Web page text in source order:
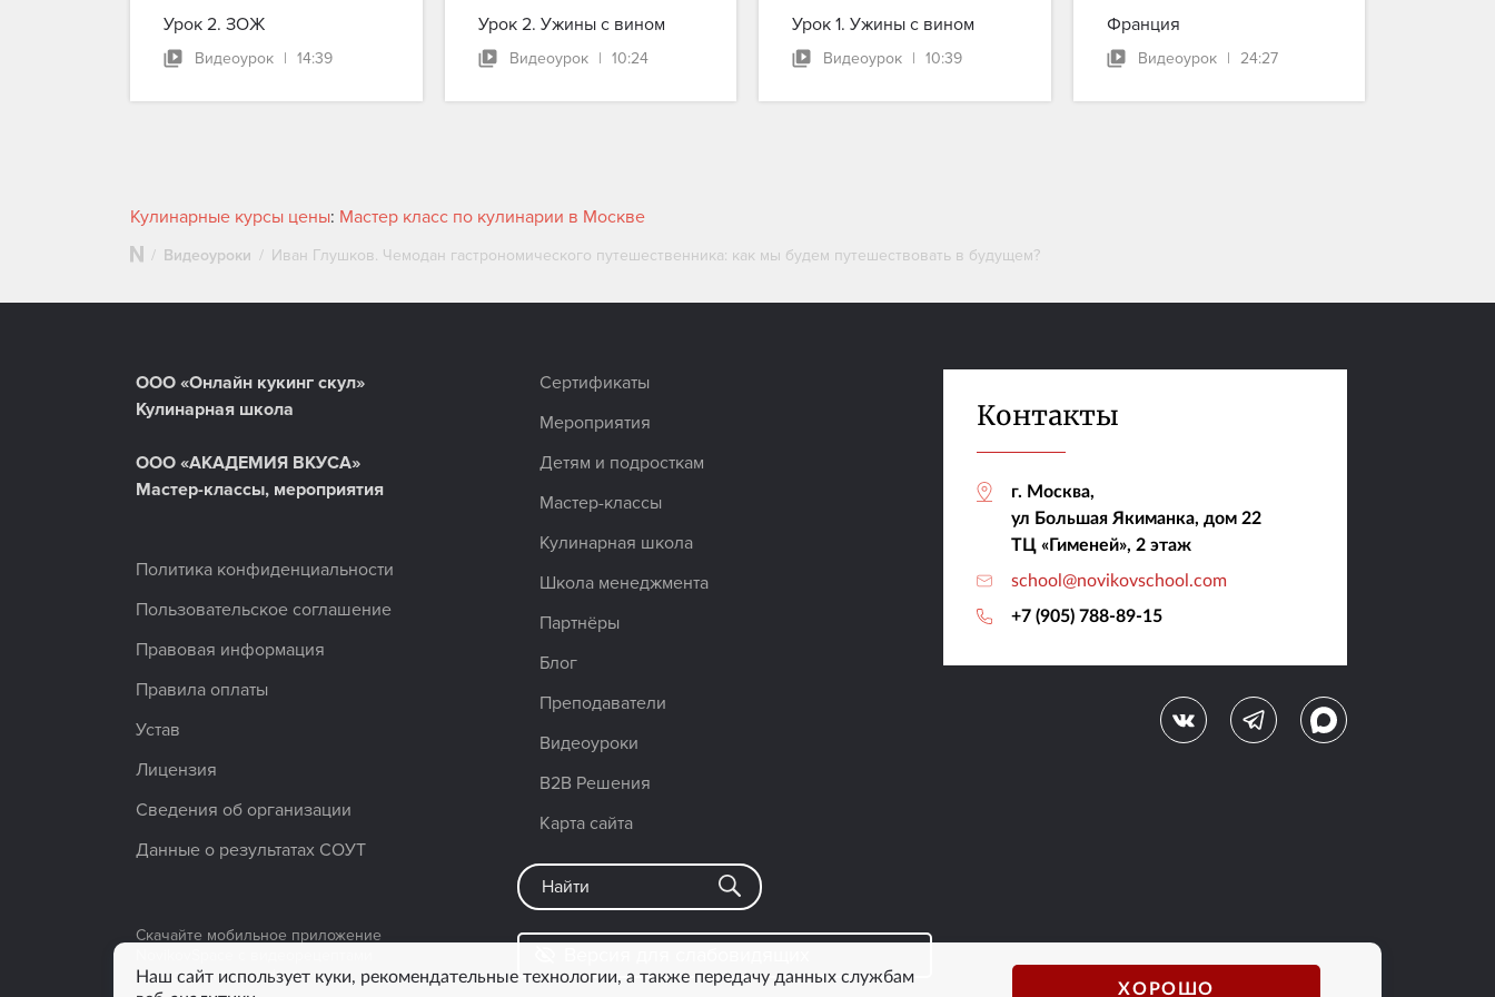
Урок 2. ЗОЖ
Видеоурок | 14:39
Урок 2. Ужины с вином
Видеоурок | 10:24
Урок 1. Ужины с вином
Видеоурок | 10:39
Франция
Видеоурок | 24:27
Кулинарные курсы цены: Мастер класс по кулинарии в Москве
Видеоуроки Иван Глушков. Чемодан гастрономического путешественника: как мы будем путешествовать в будущем?
ООО «Онлайн кукинг скул»
Кулинарная школа
ООО «АКАДЕМИЯ ВКУСА»
Мастер-классы, мероприятия
Политика конфиденциальности
Пользовательское соглашение
Правовая информация
Правила оплаты
Устав
Лицензия
Сведения об организации
Данные о результатах СОУТ
Скачайте мобильное приложение
от знаменитых шефов
Сертификаты
Мероприятия
Детям и подросткам
Мастер-классы
Кулинарная школа
Школа менеджмента
Партнёры
Блог
Преподаватели
Видеоуроки
B2B Решения
Карта сайта
Контакты
г. Москва,
ул Большая Якиманка, дом 22
ТЦ «Гименей», 2 этаж
school@novikovschool.com
+7 (905) 788-89-15
Наш сайт использует куки, рекомендательные технологии, а также передачу данных службам
ХОРОШО